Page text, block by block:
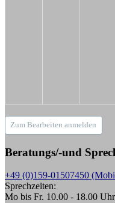
Zum Bearbeiten anmelden
Beratungs/-und
+49 (0)159-01507450
Sprechzeiten:
Mo bis Fr. 10.00 - 18.00